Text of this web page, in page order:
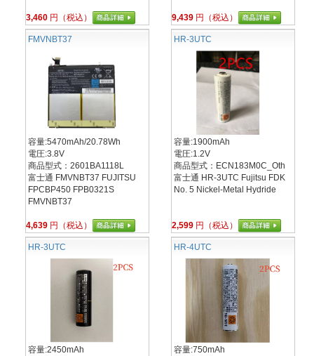
3,460 円（税込） 9,439 円（税込）
FMVNBT37
容量:5470mAh/20.78Wh
電圧:3.8V
商品型式：2601BA1118L
富士通 FMVNBT37 FUJITSU
FPCBP450 FPB0321S
FMVNBT37
4,639 円（税込）
HR-3UTC
容量:1900mAh
電圧:1.2V
商品型式：ECN183M0C_Oth
富士通 HR-3UTC Fujitsu FDK
No. 5 Nickel-Metal Hydride
2,599 円（税込）
HR-3UTC
容量:2450mAh
HR-4UTC
容量:750mAh